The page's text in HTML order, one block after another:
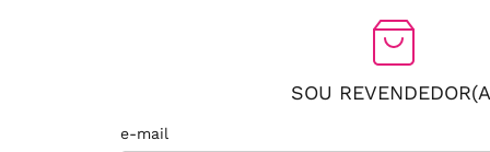
SOU